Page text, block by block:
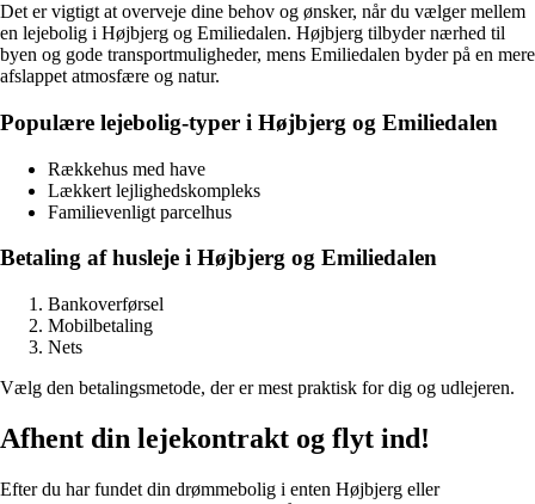
Det er vigtigt at overveje dine behov og ønsker, når du vælger mellem
en lejebolig i Højbjerg og Emiliedalen. Højbjerg tilbyder nærhed til
byen og gode transportmuligheder, mens Emiliedalen byder på en mere
afslappet atmosfære og natur.
Populære lejebolig-typer i Højbjerg og Emiliedalen
Rækkehus med have
Lækkert lejlighedskompleks
Familievenligt parcelhus
Betaling af husleje i Højbjerg og Emiliedalen
Bankoverførsel
Mobilbetaling
Nets
Vælg den betalingsmetode, der er mest praktisk for dig og udlejeren.
Afhent din lejekontrakt og flyt ind!
Efter du har fundet din drømmebolig i enten Højbjerg eller